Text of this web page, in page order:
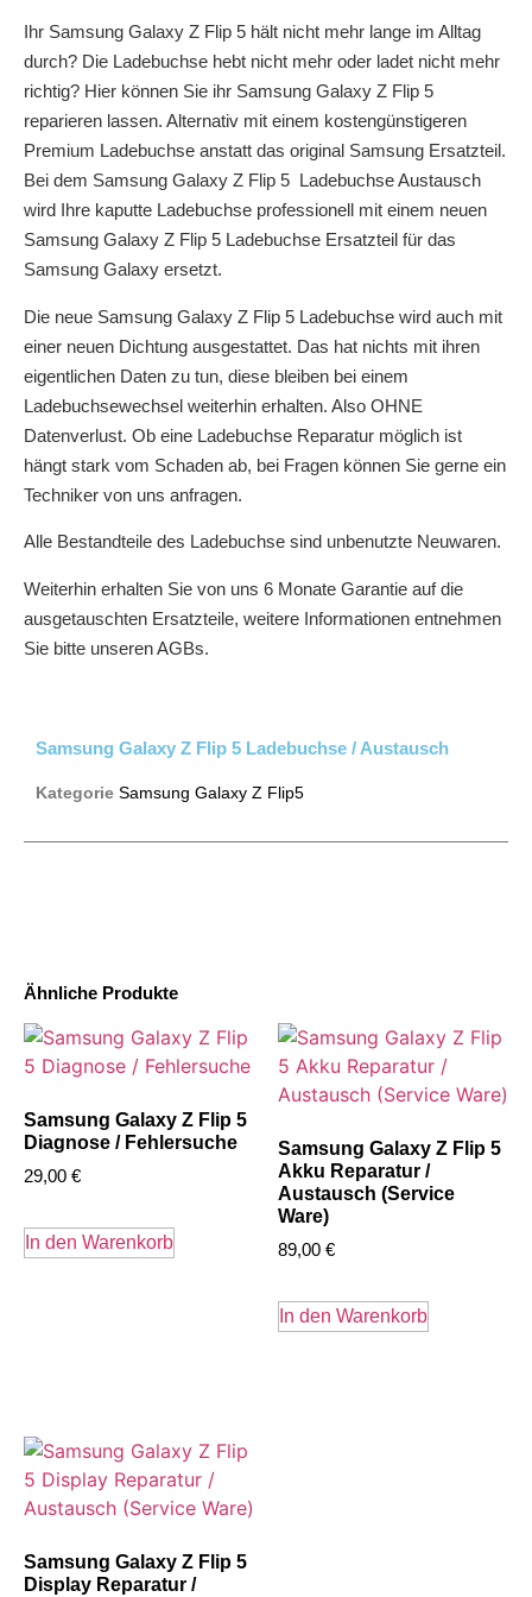
Ihr Samsung Galaxy Z Flip 5 hält nicht mehr lange im Alltag
durch? Die Ladebuchse hebt nicht mehr oder ladet nicht mehr
richtig? Hier können Sie ihr Samsung Galaxy Z Flip 5
reparieren lassen. Alternativ mit einem kostengünstigeren
Premium Ladebuchse anstatt das original Samsung Ersatzteil.
Bei dem Samsung Galaxy Z Flip 5 Ladebuchse Austausch
wird Ihre kaputte Ladebuchse professionell mit einem neuen
Samsung Galaxy Z Flip 5 Ladebuchse Ersatzteil für das
Samsung Galaxy ersetzt.
Die neue Samsung Galaxy Z Flip 5 Ladebuchse wird auch mit
einer neuen Dichtung ausgestattet. Das hat nichts mit ihren
eigentlichen Daten zu tun, diese bleiben bei einem
Ladebuchsewechsel weiterhin erhalten. Also OHNE
Datenverlust. Ob eine Ladebuchse Reparatur möglich ist
hängt stark vom Schaden ab, bei Fragen können Sie gerne ein
Techniker von uns anfragen.
Alle Bestandteile des Ladebuchse sind unbenutzte Neuwaren.
Weiterhin erhalten Sie von uns 6 Monate Garantie auf die
ausgetauschten Ersatzteile, weitere Informationen entnehmen
Sie bitte unseren AGBs.
Ähnliche Produkte
Samsung Galaxy Z Flip 5
Diagnose / Fehlersuche
29,00 €
In den Warenkorb
Samsung Galaxy Z Flip 5
Akku Reparatur /
Austausch (Service
Ware)
89,00 €
In den Warenkorb
Samsung Galaxy Z Flip 5
Display Reparatur /
Samsung Galaxy Z Flip 5 Ladebuchse / Austausch
Kategorie Samsung Galaxy Z Flip5